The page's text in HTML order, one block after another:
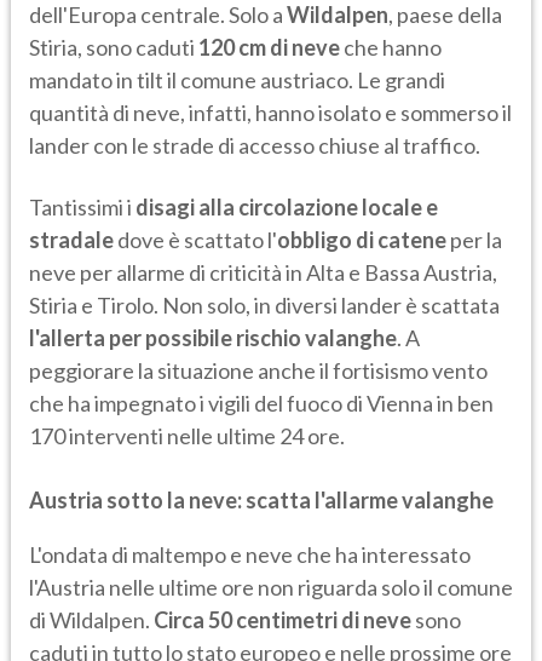
dell'Europa centrale. Solo aWildalpen, paese della
Stiria, sono caduti 120 cm di neveche hanno
mandato in tilt il comune austriaco. Le grandi
quantità di neve, infatti, hanno isolato e sommerso il
lander con le strade di accesso chiuse al traffico.
Tantissimi i disagi alla circolazione locale e
stradaledove è scattato l'obbligo di cateneper la
neve per allarme di criticità in Alta e Bassa Austria,
Stiria e Tirolo. Non solo, in diversi lander è scattata
l'allerta per possibile rischio valanghe. A
peggiorare la situazione anche il fortisismo vento
che ha impegnato i vigili del fuoco di Vienna in ben
170 interventi nelle ultime 24 ore.
Austria sotto la neve: scatta l'allarme valanghe
L'ondata di maltempo e neve che ha interessato
l'Austria nelle ultime ore non riguarda solo il comune
di Wildalpen. Circa 50 centimetri di nevesono
caduti in tutto lo stato europeo e nelle prossime ore